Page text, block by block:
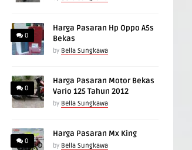
0
Harga Pasaran Hp Oppo A5s
Bekas
by Bella Sungkawa
0
Harga Pasaran Motor Bekas
Vario 125 Tahun 2012
by Bella Sungkawa
0
Harga Pasaran Mx King
by Bella Sungkawa